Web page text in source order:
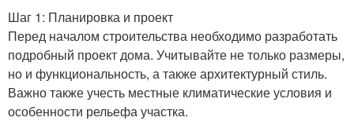
Шаг 1: Планировка и проект
Перед началом строительства необходимо разработать
подробный проект дома. Учитывайте не только размеры,
но и функциональность, а также архитектурный стиль.
Важно также учесть местные климатические условия и
особенности рельефа участка.